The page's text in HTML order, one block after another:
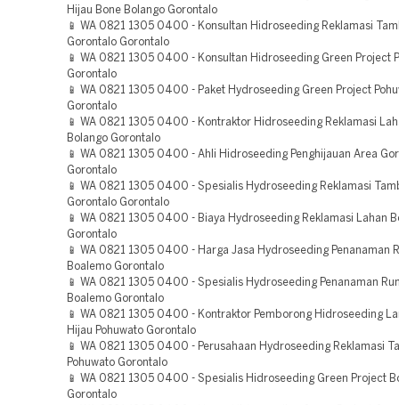
Hijau Bone Bolango Gorontalo
📱 WA 0821 1305 0400 - Konsultan Hidroseeding Reklamasi
Gorontalo Gorontalo
📱 WA 0821 1305 0400 - Konsultan Hidroseeding Green Project
Gorontalo
📱 WA 0821 1305 0400 - Paket Hydroseeding Green Project
Gorontalo
📱 WA 0821 1305 0400 - Kontraktor Hidroseeding Reklamasi
Bolango Gorontalo
📱 WA 0821 1305 0400 - Ahli Hidroseeding Penghijauan Area
Gorontalo
📱 WA 0821 1305 0400 - Spesialis Hydroseeding Reklamasi
Gorontalo Gorontalo
📱 WA 0821 1305 0400 - Biaya Hydroseeding Reklamasi Lahan
Gorontalo
📱 WA 0821 1305 0400 - Harga Jasa Hydroseeding Penanaman
Boalemo Gorontalo
📱 WA 0821 1305 0400 - Spesialis Hydroseeding Penanaman
Boalemo Gorontalo
📱 WA 0821 1305 0400 - Kontraktor Pemborong Hidroseeding
Hijau Pohuwato Gorontalo
📱 WA 0821 1305 0400 - Perusahaan Hydroseeding Reklamasi
Pohuwato Gorontalo
📱 WA 0821 1305 0400 - Spesialis Hidroseeding Green Project
Gorontalo